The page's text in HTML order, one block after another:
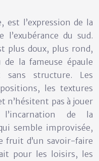
est l’expression de la
du sud.
plus doux, plus rond,
de la fameuse épaule
sans structure. Les
les textures
n’hésitent pas à jouer
de la
semble improvisée,
fruit d’un savoir-faire
pour les loisirs, les